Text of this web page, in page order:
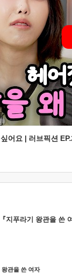
어요 | 러브픽션
지푸라기 왕관을 쓴
관을 쓴 여자